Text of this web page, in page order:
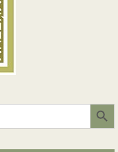
Search Button